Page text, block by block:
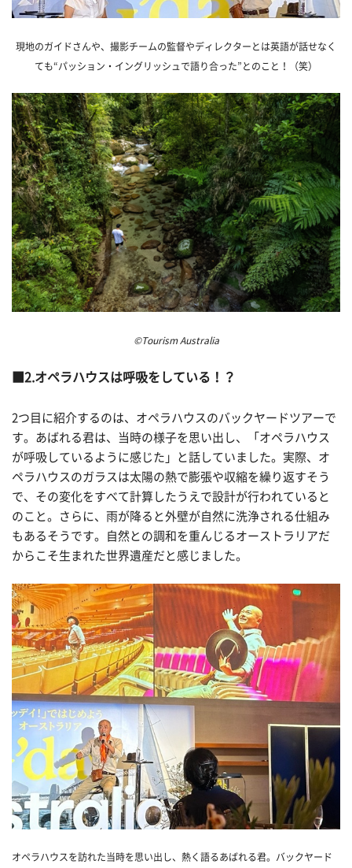
現地のガイドさんや、撮影チームの監督やディレクターとは英語が話せなく
ても“パッション・イングリッシュで語り合った”とのこと！（笑）
©Tourism Australia
2.オペラハウスは呼吸をしている！？
2つ目に紹介するのは、オペラハウスのバックヤードツアーで
す。あばれる君は、当時の様子を思い出し、「オペラハウス
が呼吸しているように感じた」と話していました。実際、オ
ペラハウスのガラスは太陽の熱で膨張や収縮を繰り返すそう
で、その変化をすべて計算したうえで設計が行われていると
のこと。さらに、雨が降ると外壁が自然に洗浄される仕組み
もあるそうです。自然との調和を重んじるオーストラリアだ
からこそ生まれた世界遺産だと感じました。
オペラハウスを訪れた当時を思い出し、熱く語るあばれる君。バックヤード